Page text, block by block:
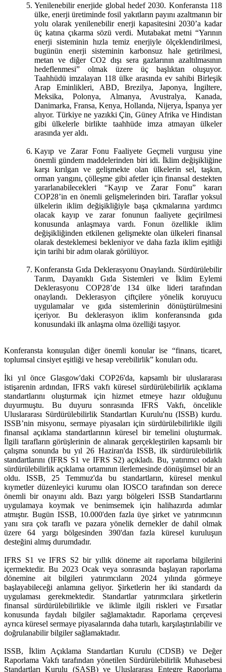
Yenilenebilir enerjide global hedef 2030. Konferansta 118
ülke, enerji üretiminde fosil yakıtların payını azaltmanın bir
yolu olarak yenilenebilir enerji kapasitesini 2030’a kadar
üç katına çıkarma sözü verdi. Mutabakat metni “Yarının
enerji sisteminin hızla temiz enerjiyle ölçeklendirilmesi,
bugünün enerji sisteminin karbonsuz hale getirilmesi,
metan ve diğer CO2 dışı sera gazlarının azaltılmasının
hedeflenmesi” olmak üzere üç başlıktan oluşuyor.
Taahhüdü imzalayan 118 ülke arasında ev sahibi Birleşik
Arap Eminlikleri, ABD, Brezilya, Japonya, İngiltere,
Meksika, Polonya, Almanya, Avustralya, Kanada,
Danimarka, Fransa, Kenya, Hollanda, Nijerya, İspanya yer
alıyor. Türkiye ne yazıkki Çin, Güney Afrika ve Hindistan
gibi ülkelerle birlikte taahhüde imza atmayan ülkeler
arasında yer aldı.
Kayıp ve Zarar Fonu Faaliyete Geçmeli vurgusu yine
önemli gündem maddelerinden biri idi. İklim değişikliğine
karşı kırılgan ve gelişmekte olan ülkelerin sel, taşkın,
orman yangını, çölleşme gibi afetler için finansal destekten
yararlanabilecekleri “Kayıp ve Zarar Fonu” kararı
COP28’in en önemli gelişmelerinden biri. Taraflar yoksul
ülkelerin iklim değişikliğiyle başa çıkmalarına yardımcı
olacak kayıp ve zarar fonunun faaliyete geçirilmesi
konusunda anlaşmaya vardı. Fonun özellikle iklim
değişikliğinden etkilenen gelişmekte olan ülkeleri finansal
olarak desteklemesi bekleniyor ve daha fazla iklim eşitliği
için tarihi bir adım olarak görülüyor.
Konferansta Gıda Deklerasyonu Onaylandı. Sürdürülebilir
Tarım, Dayanıklı Gıda Sistemleri ve İklim Eylemi
Deklerasyonu COP28’de 134 ülke lideri tarafından
onaylandı. Deklerasyon çiftçilere yönelik koruyucu
uygulamalar ve gıda sistemlerinin dönüştürülmesini
içeriyor. Bu deklerasyon iklim konferansında gıda
konusundaki ilk anlaşma olma özelliği taşıyor.
Konferansta konuşulan diğer önemli konular ise “finans, ticaret,
toplumsal cinsiyet eşitliği ve hesap verebilirlik” konuları odu.
İki yıl önce Glasgow'daki COP26'da, kapsamlı bir uluslararası
istişarenin ardından, IFRS vakfı küresel sürdürülebilirlik açıklama
standartlarını oluşturmak için hizmet etmeye hazır olduğunu
duyurmuştu. Bu duyuru sonrasında IFRS Vakfı, öncelikle
Uluslararası Sürdürülebilirlik Standartları Kurulu'nu (ISSB) kurdu.
ISSB’nin misyonu, sermaye piyasaları için sürdürülebilirlikle ilgili
finansal açıklama standartlarının küresel bir temelini oluşturmak.
İlgili tarafların görüşlerinin de alınarak gerçekleştirilen kapsamlı bir
çalışma sonunda bu yıl 26 Haziran'da ISSB, ilk sürdürülebilirlik
standartlarını (IFRS S1 ve IFRS S2) açıkladı. Bu, yatırımcı odaklı
sürdürülebilirlik açıklama ortamının ilerlemesinde dönüşümsel bir an
oldu. ISSB, 25 Temmuz'da bu standartların, küresel menkul
kıymetler düzenleyici kurumu olan IOSCO tarafından son derece
önemli bir onayını aldı. Bazı yargı bölgeleri ISSB Standartlarını
uygulamaya koymak ve benimsemek için halihazırda adımlar
atmıştır. Bugün ISSB, 10.000'den fazla üye şirket ve yatırımcının
yanı sıra çok taraflı ve pazara yönelik dernekler de dahil olmak
üzere 64 yargı bölgesinden 390'dan fazla küresel kuruluşun
desteğini almış durumdadır.
IFRS S1 ve IFRS S2 bir yıllık döneme ait raporlama bilgilerini
içermektedir. Bu 2023 Ocak veya sonrasında başlayan raporlama
dönemine ait bilgileri yatırımcıların 2024 yılında görmeye
başlayabileceği anlamına geliyor. Şirketlerin her iki standardı da
uygulaması gerekmektedir. Standartlar yatırımcılara şirketlerin
finansal sürdürülebilirlikle ve iklimle ilgili riskleri ve Fırsatlar
konusunda faydalı bilgiler sağlamaktadır. Raporlama çerçevesi
ayrıca küresel sermaye piyasalarında daha tutarlı, karşılaştırılabilir ve
doğrulanabilir bilgiler sağlamaktadır.
ISSB, İklim Açıklama Standartları Kurulu (CDSB) ve Değer
Raporlama Vakfı tarafından yönetilen Sürdürülebilirlik Muhasebesi
Standartları Kurulu (SASB) ve Uluslararası Entegre Raporlama